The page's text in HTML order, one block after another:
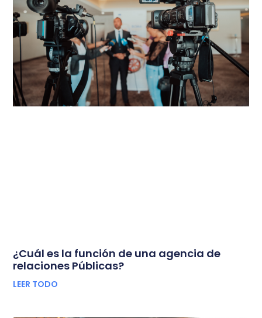
¿Cuál es la función de una agencia de
relaciones Públicas?
LEER TODO